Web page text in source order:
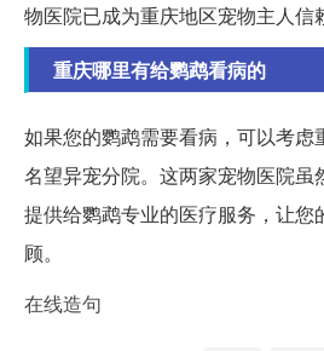
物医院已成为重庆地区宠物主人信
重庆哪里有给鹦鹉看病的
如果您的鹦鹉需要看病，可以考虑
名望异宠分院。这两家宠物医院虽
提供给鹦鹉专业的医疗服务，让您
顾。
在线造句